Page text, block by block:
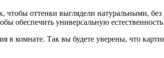
чтобы оттенки выглядели натуральными,
обеспечить универсальную естественность
комнате. Так вы будете уверены, что